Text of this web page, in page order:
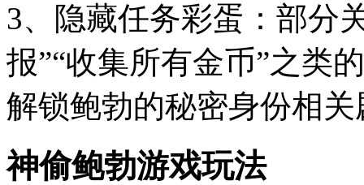
3、隐藏任务彩蛋：部分
报”“收集所有金币”之类
解锁鲍勃的秘密身份相关
神偷鲍勃游戏玩法